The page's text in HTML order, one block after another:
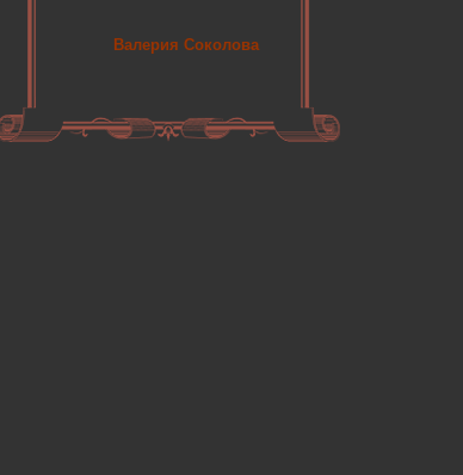
Валерия Соколова